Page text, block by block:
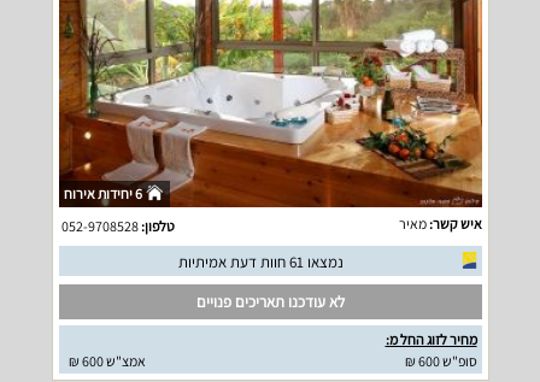
6 יחידות אירוח
איש קשר:מאיר טלפון:052-9708528
נמצאו 61 חוות דעת אמיתיות
לא עודכנו תאריכים פנויים
מחיר לזוג החל מ:
סופ"ש 600 ₪
אמצ"ש 600 ₪